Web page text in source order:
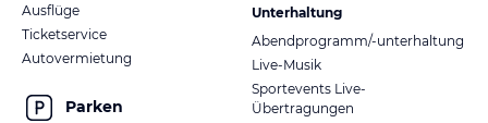
Ausflüge
Ticketservice
Autovermietung
Parken
Unterhaltung
Abendprogramm/-unterhaltung
Live-Musik
Sportevents Live-
Übertragungen